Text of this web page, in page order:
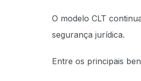
O modelo CLT
segurança jurídica.
Entre os principais